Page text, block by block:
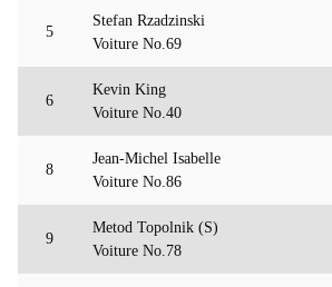
5
Stefan Rzadzinski
Voiture No.69
6
Kevin King
Voiture No.40
8
Jean-Michel Isabelle
Voiture No.86
9
Metod Topolnik (S)
Voiture No.78